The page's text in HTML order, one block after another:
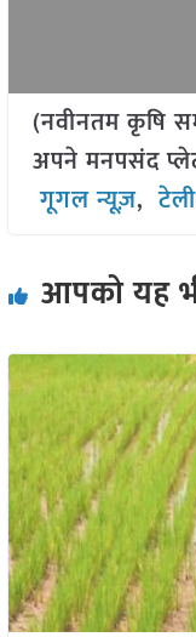
(नवीनतम कृषि
अपने मनपसंद
गूगल न्यूज़,
आपको यह